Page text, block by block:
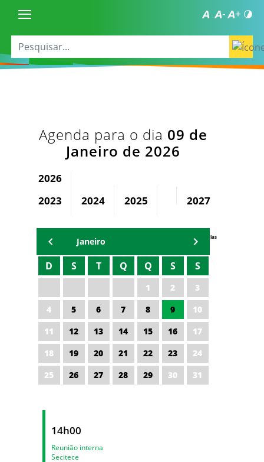
Agenda para o dia 09 de
Janeiro de 2026
2026
2023
2024 2025 2027
Agenda Secretárias
Janeiro
D S T Q Q S S
1 2
3
4
5 6 7 8 9
10
11
12 13 14 15 16
17
18
19 20 21 22 23
24
25
26 27 28 29 30 31
14h00
Reunião interna
Secitece